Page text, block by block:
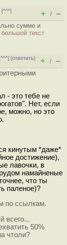
[^^^]
+ / –
сумме и
большой текст
^^^] [ответить]
+ / –
- это тебе не
Нет, если
можно, но это
кинутым *даже*
достижение),
лавочки, в
намайненые
что ты
паленое)?
по ссылкам.
всего...
50%
чтоли?